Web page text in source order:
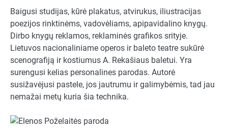
Baigusi studijas, kūrė plakatus, atvirukus, iliustracijas
poezijos rinktinėms, vadovėliams, apipavidalino knygų.
Dirbo knygų reklamos, reklaminės grafikos srityje.
Lietuvos nacionaliniame operos ir baleto teatre sukūrė
scenografiją ir kostiumus A. Rekašiaus baletui. Yra
surengusi kelias personalines parodas. Autorė
susižavėjusi pastele, jos jautrumu ir galimybėmis, tad jau
nemažai metų kuria šia technika.